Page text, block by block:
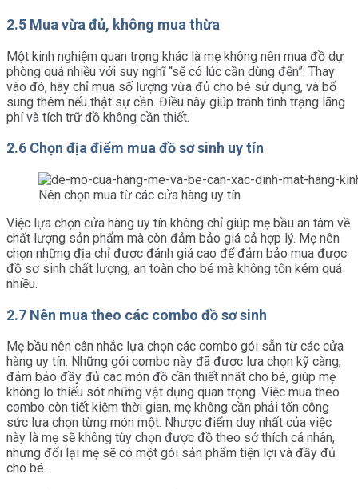
2.5 Mua vừa đủ, không mua thừa
Một kinh nghiệm quan trọng khác là mẹ không nên mua đồ dự
phòng quá nhiều với suy nghĩ “sẽ có lúc cần dùng đến”. Thay
vào đó, hãy chỉ mua số lượng vừa đủ cho bé sử dụng, và bổ
sung thêm nếu thật sự cần. Điều này giúp tránh tình trạng lãng
phí và tích trữ đồ không cần thiết.
2.6 Chọn địa điểm mua đồ sơ sinh uy tín
Nên chọn mua từ các cửa hàng uy tín
Việc lựa chọn cửa hàng uy tín không chỉ giúp mẹ bầu an tâm về
chất lượng sản phẩm mà còn đảm bảo giá cả hợp lý. Mẹ nên
chọn những địa chỉ được đánh giá cao để đảm bảo mua được
đồ sơ sinh chất lượng, an toàn cho bé mà không tốn kém quá
nhiều.
2.7 Nên mua theo các combo đồ sơ sinh
Mẹ bầu nên cân nhắc lựa chọn các combo gói sẵn từ các cửa
hàng uy tín. Những gói combo này đã được lựa chọn kỹ càng,
đảm bảo đầy đủ các món đồ cần thiết nhất cho bé, giúp mẹ
không lo thiếu sót những vật dụng quan trọng. Việc mua theo
combo còn tiết kiệm thời gian, mẹ không cần phải tốn công
sức lựa chọn từng món một. Nhược điểm duy nhất của việc
này là mẹ sẽ không tùy chọn được đồ theo sở thích cá nhân,
nhưng đổi lại mẹ sẽ có một gói sản phẩm tiện lợi và đầy đủ
cho bé.